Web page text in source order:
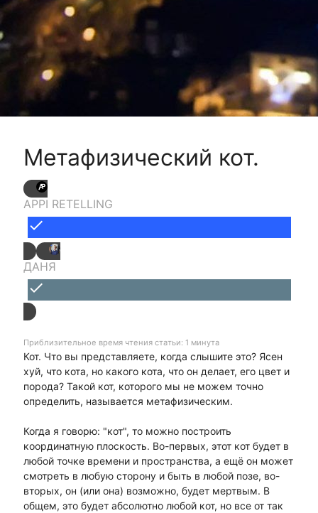
Метафизический кот.
APPI RETELLING
done
ДАНЯ
done
Приблизительное время чтения статьи: 1 минута
Кот. Что вы представляете, когда слышите это? Ясен
хуй, что кота, но какого кота, что он делает, его цвет и
порода? Такой кот, которого мы не можем точно
определить, называется метафизическим.
Когда я говорю: "кот", то можно построить
координатную плоскость. Во-первых, этот кот будет в
любой точке времени и пространства, а ещё он может
смотреть в любую сторону и быть в любой позе, во-
вторых, он (или она) возможно, будет мертвым. В
общем, это будет абсолютно любой кот, но все от так